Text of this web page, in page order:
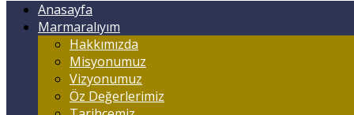
Anasayfa
Marmaralıyım
Hakkımızda
Misyonumuz
Vizyonumuz
Öz Değerlerimiz